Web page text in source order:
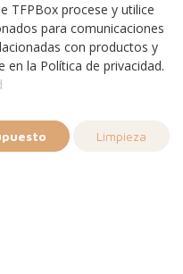
TFPBox procese y utilice
para comunicaciones
con productos y
en la Política de privacidad.
Limpieza